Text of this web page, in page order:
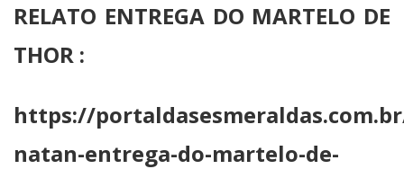
RELATO ENTREGA DO MARTELO DE
THOR :
https://
natan-entrega-do-martelo-de-